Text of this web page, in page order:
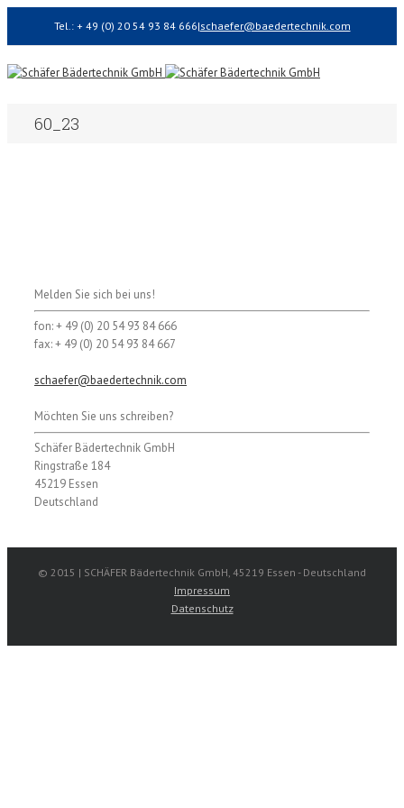
Tel.: + 49 (0) 20 54 93 84 666|schaefer@baedertechnik.com
60_23
Melden Sie sich bei uns!
fon: + 49 (0) 20 54 93 84 666
fax: + 49 (0) 20 54 93 84 667
schaefer@baedertechnik.com
Möchten Sie uns schreiben?
Schäfer Bädertechnik GmbH
Ringstraße 184
45219 Essen
Deutschland
© 2015 | SCHÄFER Bädertechnik GmbH, 45219 Essen - Deutschland
Impressum
Datenschutz